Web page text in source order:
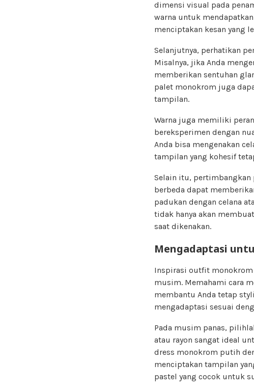
dimensi visual pada
warna untuk
menciptakan kesan yang
Selanjutnya, perhatikan
Misalnya, jika Anda
memberikan sentuhan
palet monokrom juga
tampilan.
Warna juga memiliki
bereksperimen dengan
Anda bisa mengenakan
tampilan yang kohesif
Selain itu, pertimbangkan
berbeda dapat
padukan dengan celana
tidak hanya akan
saat dikenakan.
Mengadaptasi
Inspirasi outfit
musim. Memahami cara
membantu Anda tetap
mengadaptasi sesuai
Pada musim panas,
atau rayon sangat ideal
dress monokrom putih
menciptakan tampilan
pastel yang cocok untuk